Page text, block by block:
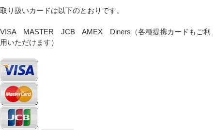
取り扱いカードは以下のとおりです。
VISA MASTER JCB AMEX Diners（各種提携カードもご利
用いただけます）